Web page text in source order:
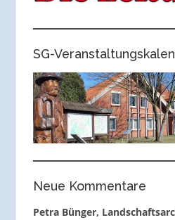
SG-
Neue Kommentare
Petra Bünger,